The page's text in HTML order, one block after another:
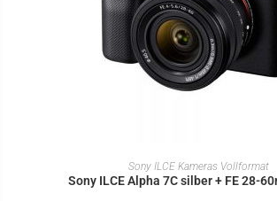
IN DEN WARENKORB
Sony ILCE Kameras Vollformat
Sony ILCE Alpha 7C silber + FE 28-